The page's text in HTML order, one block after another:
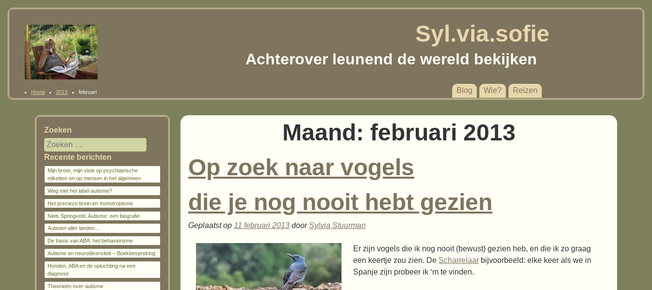
Syl.via.sofie
Achterover leunend de wereld bekijken
Home 2013 februari Blog Wie? Reizen
Maand: februari 2013
Op zoek naar vogels
die je nog nooit hebt gezien
Geplaatst op 11 februari 2013 doorSylvia Stuurman
Er zijn vogels die ik nog nooit (bewust) gezien heb, en die ik zo graag
een keertje zou zien. De Scharrelaar bijvoorbeeld: elke keer als we in
Spanje zijn probeer ik ‘m te vinden.
Zoeken
Recente berichten
Mijn broer, mijn visie op psychiatrische
etiketten en op mensen in het algemeen
Weg met het label autisme?
Het precieze brein en monotropisme
Niels Springveld, Autisme: een biografie
Autisten aller landen…
De basis van ABA: het behaviorisme
Autisme en neurodiversiteit – Boekbespreking
Honden, ABA en de opluchting na een
diagnose
Theorieën over autisme